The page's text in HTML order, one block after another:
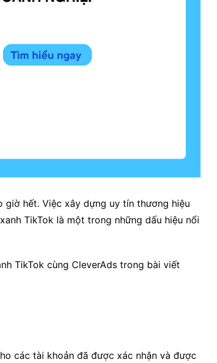
hết. Việc xây dựng uy tín thương hiệu
TikTok là một trong những dấu hiệu nổi
TikTok cùng CleverAds trong bài viết
các tài khoản đã được xác nhận và được